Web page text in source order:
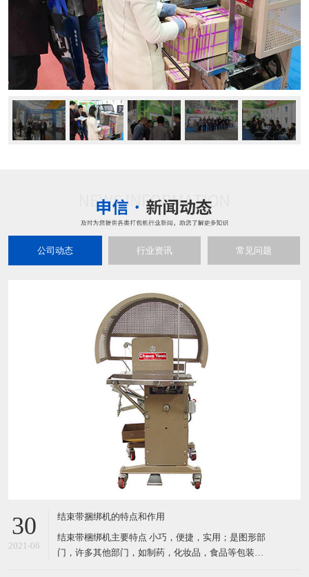
公司动态 行业资讯 常见问题
30
2021-06
结束带捆绑机的特点和作用
结束带梱绑机主要特点 小巧，便捷，实用；是图形部
门，许多其他部门，如制药，化妆品，食品等包装产